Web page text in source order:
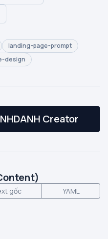
landing-page-prompt
design
Creator
gốc YAML